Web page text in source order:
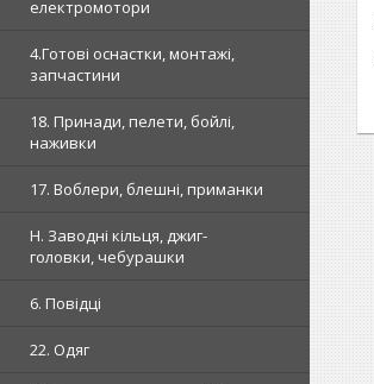
електромотори
4.Готові оснастки, монтажі,
запчастини
18. Принади, пелети, бойлі,
наживки
17. Воблери, блешні, приманки
H. Заводні кільця, джиг-
головки, чебурашки
6. Повідці
22. Одяг